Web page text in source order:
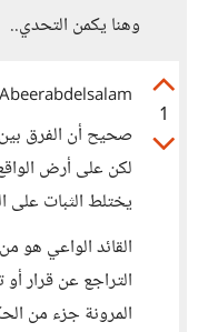
وهنا يكمن التحدي..
1
Abeerabdelsalam
صحيح أن الفرق
لكن على أرض
يختلط الثبات على
القائد الواعي
التراجع عن قرار
المرونة جزء من